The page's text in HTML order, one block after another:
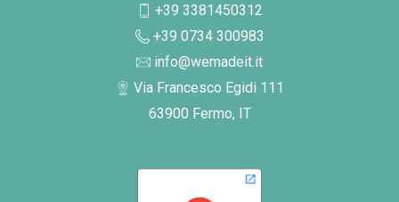
+39 3381450312
+39 0734 300983
info@wemadeit.it
Via Francesco Egidi 111
63900 Fermo, IT